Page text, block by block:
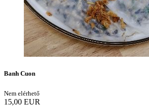
Banh Cuon
Nem elérhető
15,00 EUR